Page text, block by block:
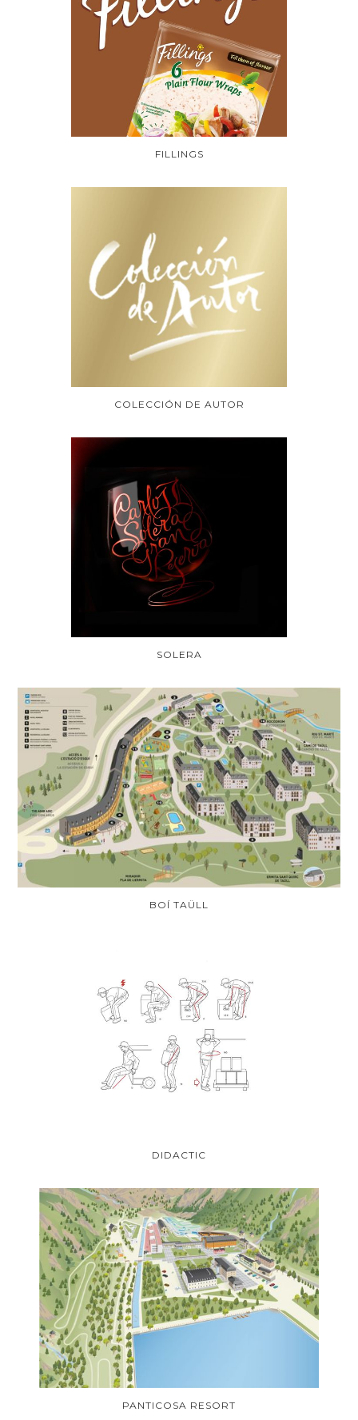
FILLINGS
COLECCIÓN DE AUTOR
SOLERA
BOÍ TAÜLL
DIDACTIC
PANTICOSA RESORT